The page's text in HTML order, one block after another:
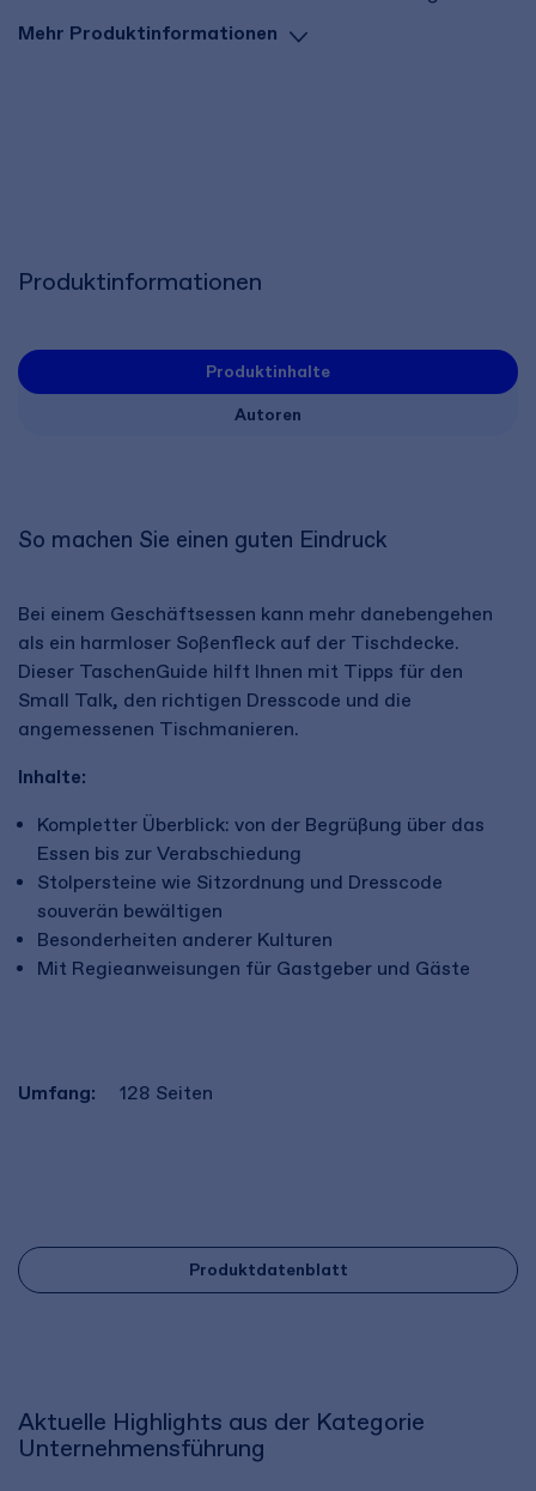
Mehr Produktinformationen
Produktinformationen
Produktinhalte
Autoren
So machen Sie einen guten Eindruck
Bei einem Geschäftsessen kann mehr danebengehen
als ein harmloser Soßenfleck auf der Tischdecke.
Dieser TaschenGuide hilft Ihnen mit Tipps für den
Small Talk, den richtigen Dresscode und die
angemessenen Tischmanieren.
Inhalte:
Kompletter Überblick: von der Begrüßung über das
Essen bis zur Verabschiedung
Stolpersteine wie Sitzordnung und Dresscode
souverän bewältigen
Besonderheiten anderer Kulturen
Mit Regieanweisungen für Gastgeber und Gäste
Umfang: 128 Seiten
Produktdatenblatt
Aktuelle Highlights aus der Kategorie
Unternehmensführung